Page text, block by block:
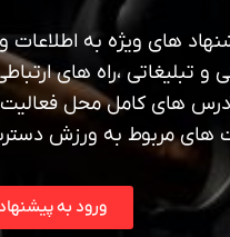
های ویژه به
و تبلیغاتی ،راه های
های کامل محل فعالیت
های مربوط به ورزش
ورود به